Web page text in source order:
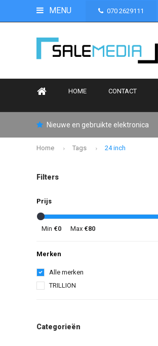
MENU 070 2629111
HOME CONTACT
Nieuwe en gebruikte elektronica
Home Tags 24 inch
Filters
Prijs
Min €0 Max €80
Merken
Alle merken
TRILLION
Categorieën